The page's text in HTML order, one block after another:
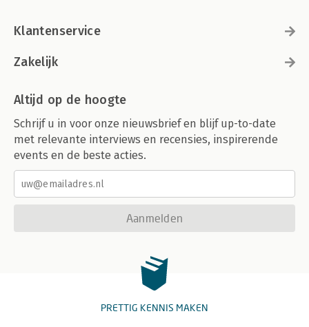
Klantenservice
Zakelijk
Altijd op de hoogte
Schrijf u in voor onze nieuwsbrief en blijf up-to-date
met relevante interviews en recensies, inspirerende
events en de beste acties.
Aanmelden
PRETTIG KENNIS MAKEN